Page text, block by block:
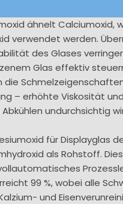
ähnelt Calciumoxid,
verwendet werden.
des Glases
Glas effektiv
– erhöhte Viskosität
undurchsichtig
für Displayglas
als Rohstoff.
99 %, wobei alle
und